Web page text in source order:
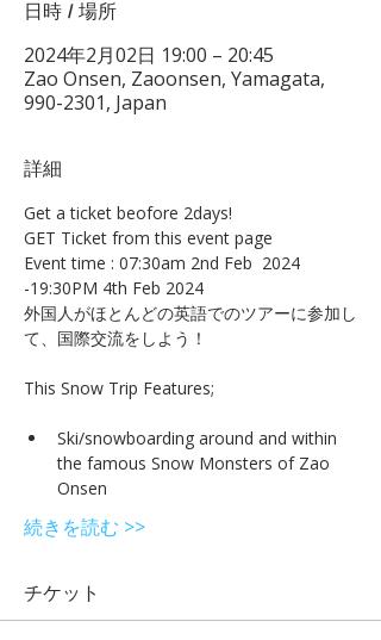
日時 / 場所
2024年2月02日 19:00 – 20:45
Zao Onsen, Zaoonsen, Yamagata,
990-2301, Japan
詳細
Get a ticket beofore 2days!
GET Ticket from this event page
Event time : 07:30am 2nd Feb  2024
-19:30PM 4th Feb 2024
外国人がほとんどの英語でのツアーに参加し
て、国際交流をしよう！
Ski/snowboarding around and within
the famous Snow Monsters of Zao
Onsen
続きを読む >>
チケット